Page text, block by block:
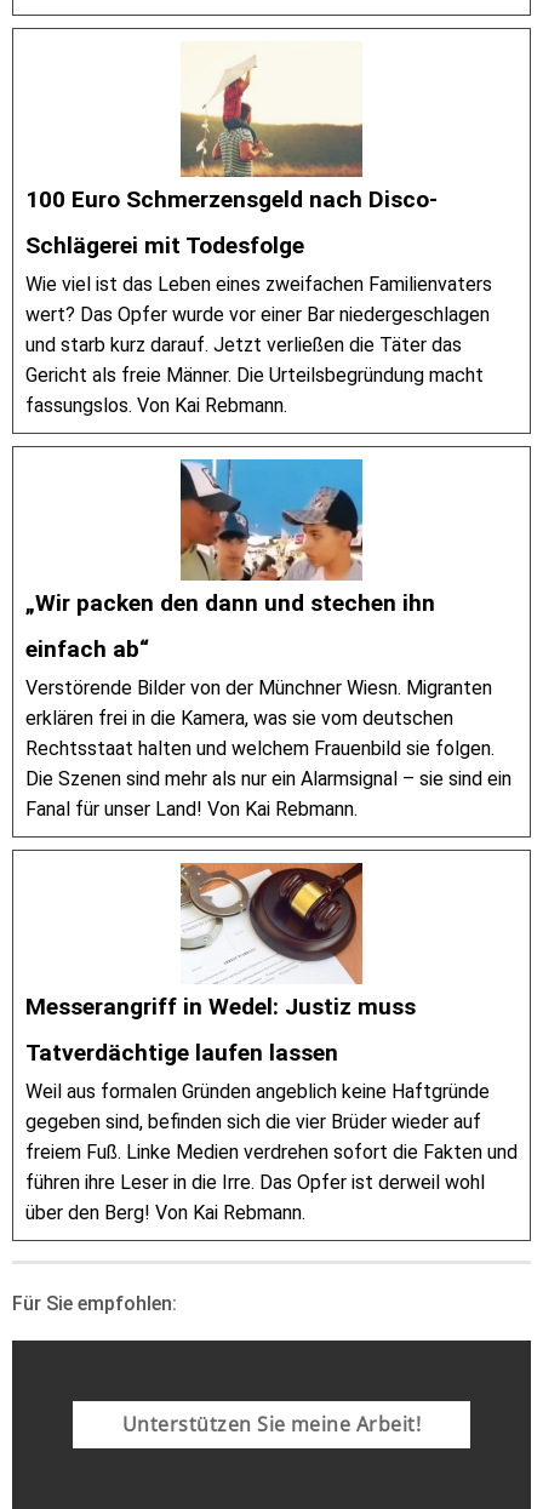
100 Euro Schmerzensgeld nach Disco-
Schlägerei mit Todesfolge
Wie viel ist das Leben eines zweifachen Familienvaters
wert? Das Opfer wurde vor einer Bar niedergeschlagen
und starb kurz darauf. Jetzt verließen die Täter das
Gericht als freie Männer. Die Urteilsbegründung macht
fassungslos. Von Kai Rebmann.
„Wir packen den dann und stechen ihn
einfach ab“
Verstörende Bilder von der Münchner Wiesn. Migranten
erklären frei in die Kamera, was sie vom deutschen
Rechtsstaat halten und welchem Frauenbild sie folgen.
Die Szenen sind mehr als nur ein Alarmsignal – sie sind ein
Fanal für unser Land! Von Kai Rebmann.
Messerangriff in Wedel: Justiz muss
Tatverdächtige laufen lassen
Weil aus formalen Gründen angeblich keine Haftgründe
gegeben sind, befinden sich die vier Brüder wieder auf
freiem Fuß. Linke Medien verdrehen sofort die Fakten und
führen ihre Leser in die Irre. Das Opfer ist derweil wohl
über den Berg! Von Kai Rebmann.
Für Sie empfohlen:
Unterstützen Sie meine Arbeit!